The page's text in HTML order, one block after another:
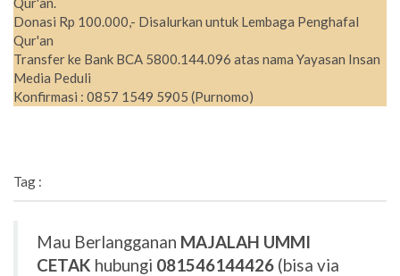
Donasi Rp 100.000,- Disalurkan untuk Lembaga Penghafal
Qur'an
Transfer ke Bank BCA 5800.144.096 atas nama Yayasan Insan
Media Peduli
Konfirmasi : 0857 1549 5905 (Purnomo)
Tag :
Mau Berlangganan MAJALAH UMMI
CETAK hubungi 081546144426 (bisa via